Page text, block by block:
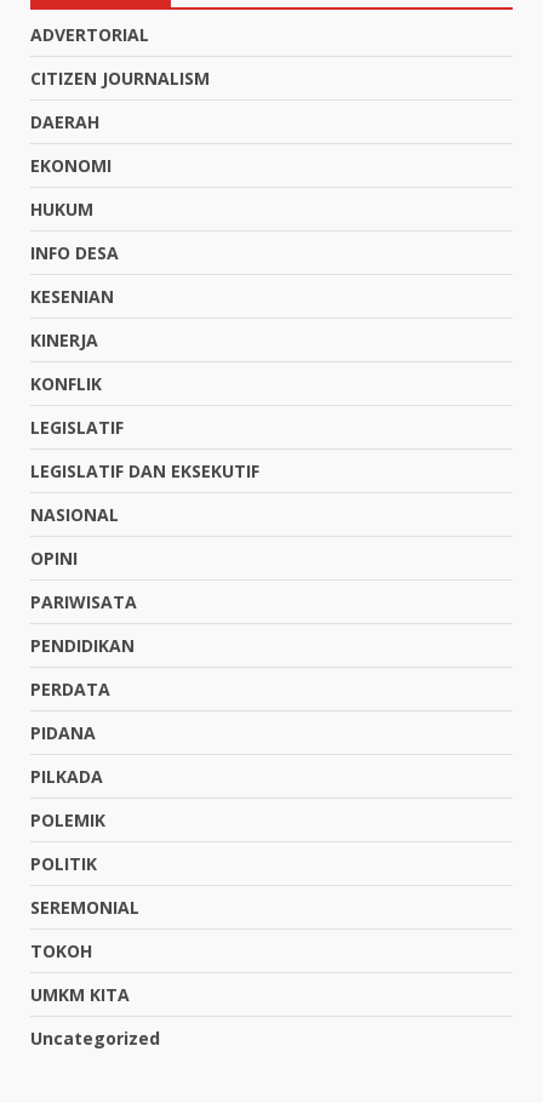
ADVERTORIAL
CITIZEN JOURNALISM
DAERAH
EKONOMI
HUKUM
INFO DESA
KESENIAN
KINERJA
KONFLIK
LEGISLATIF
LEGISLATIF DAN EKSEKUTIF
NASIONAL
OPINI
PARIWISATA
PENDIDIKAN
PERDATA
PIDANA
PILKADA
POLEMIK
POLITIK
SEREMONIAL
TOKOH
UMKM KITA
Uncategorized